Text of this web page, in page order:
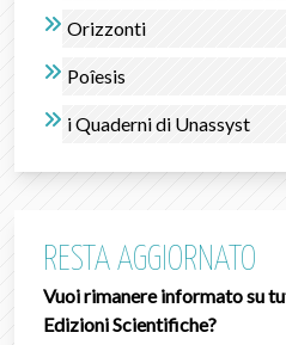
Orizzonti
Poîesis
i Quaderni di Unassyst
RESTA AGGIORNATO
Vuoi rimanere informato su
Edizioni Scientifiche?